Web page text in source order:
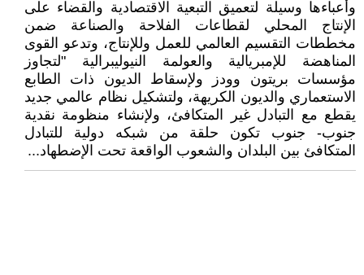
وأعباءها وسيلة لتعميق التبعية الاقتصادية والقضاء على
الإنتاج المحلي لقطاعات الفلاحة والصناعة ضمن
مخططات التقسيم العالمي للعمل وللإنتاج، وتدعو القوى
المناهضة للإمبريالية والعولمة النيوليبرالية "لتجاوز
مؤسسات بريتون وودز ولإسقاط الديون ذات الطابع
الاستعماري والديون الكريهة، ولتشكيل نظام عالمي جديد
يقطع مع التبادل غير المتكافئ، ولإنشاء منظومة نقدية
جنوب- جنوب تكون حلقة من شبكه دولية للتبادل
المتكافئ بين البلدان والشعوب الواقعة تحت الإضطهاد...